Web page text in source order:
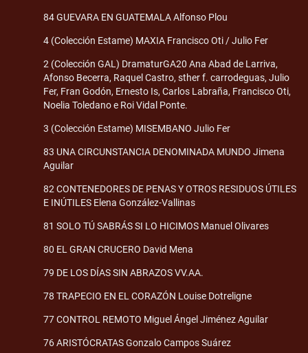
84 GUEVARA EN GUATEMALA Alfonso Plou
4 (Colección Estame) MAXIA Francisco Oti / Julio Fer
2 (Colección GAL) DramaturGA20 Ana Abad de Larriva,
Afonso Becerra, Raquel Castro, sther f. carrodeguas, Julio
Fer, Fran Godón, Ernesto Is, Carlos Labraña, Francisco Oti,
Noelia Toledano e Roi Vidal Ponte.
3 (Colección Estame) MISEMBANO Julio Fer
83 UNA CIRCUNSTANCIA DENOMINADA MUNDO Jimena
Aguilar
82 CONTENEDORES DE PENAS Y OTROS RESIDUOS ÚTILES
E INÚTILES Elena González-Vallinas
81 SOLO TÚ SABRÁS SI LO HICIMOS Manuel Olivares
80 EL GRAN CRUCERO David Mena
79 DE LOS DÍAS SIN ABRAZOS VV.AA.
78 TRAPECIO EN EL CORAZÓN Louise Dotreligne
77 CONTROL REMOTO Miguel Ángel Jiménez Aguilar
76 ARISTÓCRATAS Gonzalo Campos Suárez